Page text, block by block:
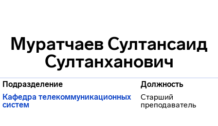
Муратчаев Султансаид
Султанханович
Подразделение
Должность
Кафедра телекоммуникационных
систем
Старший
преподаватель